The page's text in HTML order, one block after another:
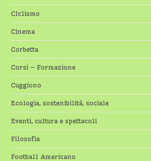
CIclismo
Cinema
Corbetta
Corsi – Formazione
Cuggiono
Ecologia, sostenibilità, sociale
Eventi, cultura e spettacoli
Filosofia
Football Americano